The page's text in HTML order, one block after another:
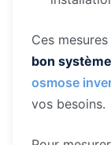
Ces
bon
osmose
vos besoins.